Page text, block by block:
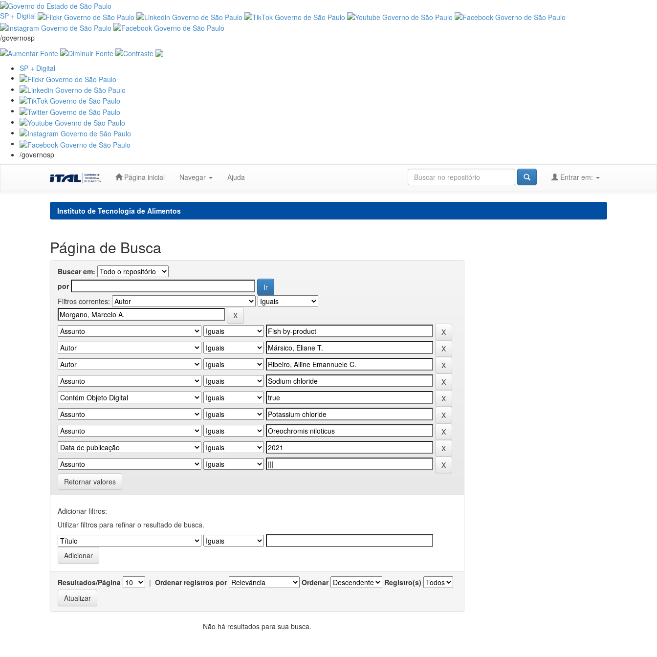
SP + Digital
/governosp
SP + Digital
/governosp
Página inicial Navegar Ajuda Entrar em:
Instituto de Tecnologia de Alimentos
Página de Busca
Buscar em:
por
Filtros correntes:
Retornar valores
Adicionar filtros:
Utilizar filtros para refinar o resultado de busca.
Resultados/Página | Ordenar registros por Ordenar Registro(s)
Não há resultados para sua busca.